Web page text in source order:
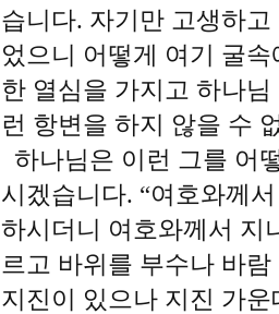
습니다. 자기만 고생하
었으니 어떻게 여기 굴
한 열심을 가지고 하나
런 항변을 하지 않을 수
하나님은 이런 그를 어
시겠습니다. “여호와께
하시더니 여호와께서 지
르고 바위를 부수나 바
지진이 있으나 지진 가